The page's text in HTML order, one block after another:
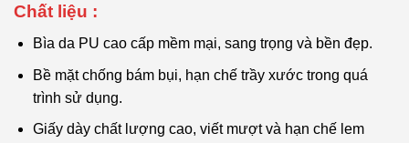
Chất liệu :
Bìa da PU cao cấp mềm mại, sang trọng và bền đẹp.
Bề mặt chống bám bụi, hạn chế trầy xước trong quá
trình sử dụng.
Giấy dày chất lượng cao, viết mượt và hạn chế lem